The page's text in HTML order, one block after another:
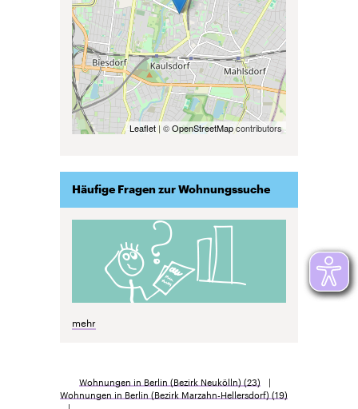
Leaflet| ©OpenStreetMapcontributors
Häufige Fragen zur Wohnungssuche
mehr
Wohnungen in Berlin (Bezirk Neukölln) (23)
Wohnungen in Berlin (Bezirk Marzahn-Hellersdorf) (19)